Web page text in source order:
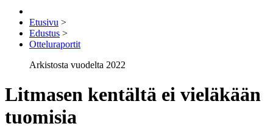
Etusivu >
Edustus >
Otteluraportit
Arkistosta vuodelta 2022
Litmasen kentältä ei vieläkään
tuomisia